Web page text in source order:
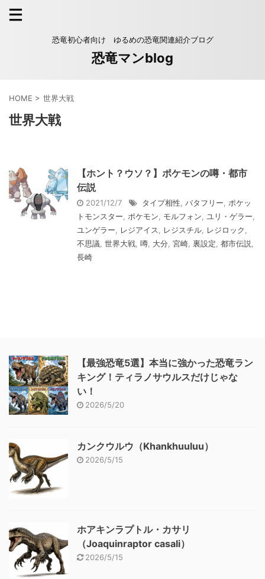
恐竜初心者向け ゆるめの恐竜関連紹介ブログ
恐竜マンblog
HOME > 世界大戦
世界大戦
【ホント？ウソ？】ポケモンの噂・都市
伝説
2021/12/7 タイプ相性 バタフリー
ポケッ
トモンスター
ポケモン モルフォン ユリ・ゲラー
ユンゲラー
レジアイス レジスチル レジロック
不思議 世界大戦 噂 大分 宮崎 裏設定 都市伝説
長崎
【最強恐竜5選】本当に強かった恐竜ラン
キング！ティラノサウルスだけじゃな
い！
2026/5/20
カンクウルウ（Khankhuuluu）
2026/5/15
ホアキンラプトル・カサリ
（Joaquinraptor casali）
2026/5/15